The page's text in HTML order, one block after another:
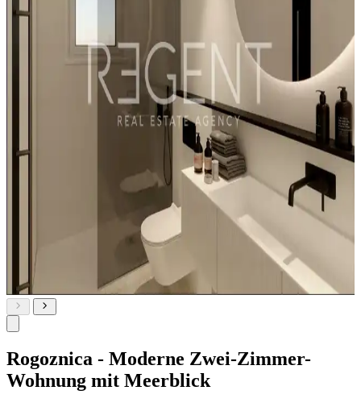
Rogoznica - Moderne Zwei-Zimmer-
Wohnung mit Meerblick